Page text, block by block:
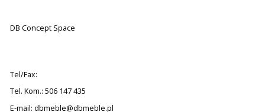
DB Concept Space
Tel/Fax:
Tel. Kom.: 506 147 435
E-mail: dbmeble@dbmeble.pl